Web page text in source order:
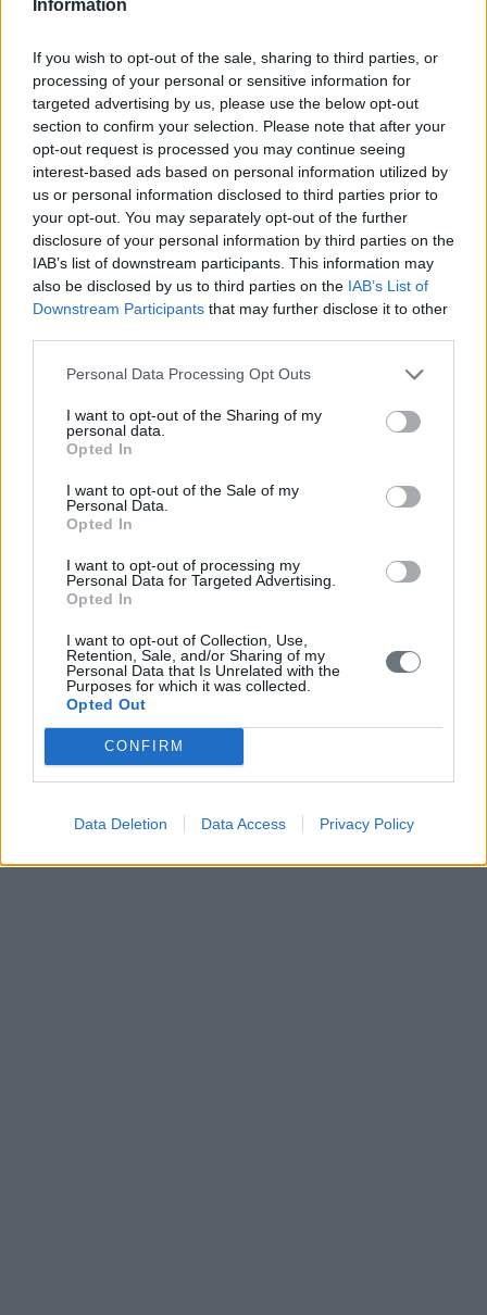
Information
If you wish to opt-out of the sale, sharing to third parties, or
processing of your personal or sensitive information for
targeted advertising by us, please use the below opt-out
section to confirm your selection. Please note that after your
opt-out request is processed you may continue seeing
interest-based ads based on personal information utilized by
us or personal information disclosed to third parties prior to
your opt-out. You may separately opt-out of the further
disclosure of your personal information by third parties on the
IAB’s list of downstream participants. This information may
also be disclosed by us to third parties on the IAB’s List of
Downstream Participants that may further disclose it to other
Personal Data Processing Opt Outs
I want to opt-out of the Sharing of my
personal data.
Opted In
I want to opt-out of the Sale of my
Personal Data.
Opted In
I want to opt-out of processing my
Personal Data for Targeted Advertising.
Opted In
I want to opt-out of Collection, Use,
Retention, Sale, and/or Sharing of my
Personal Data that Is Unrelated with the
Purposes for which it was collected.
Opted Out
CONFIRM
Data Deletion Data Access Privacy Policy
εξελίξεις αλλά συναίνεση
ΔΙΑΒΑΣΤΕ ΑΚΟΜΗ